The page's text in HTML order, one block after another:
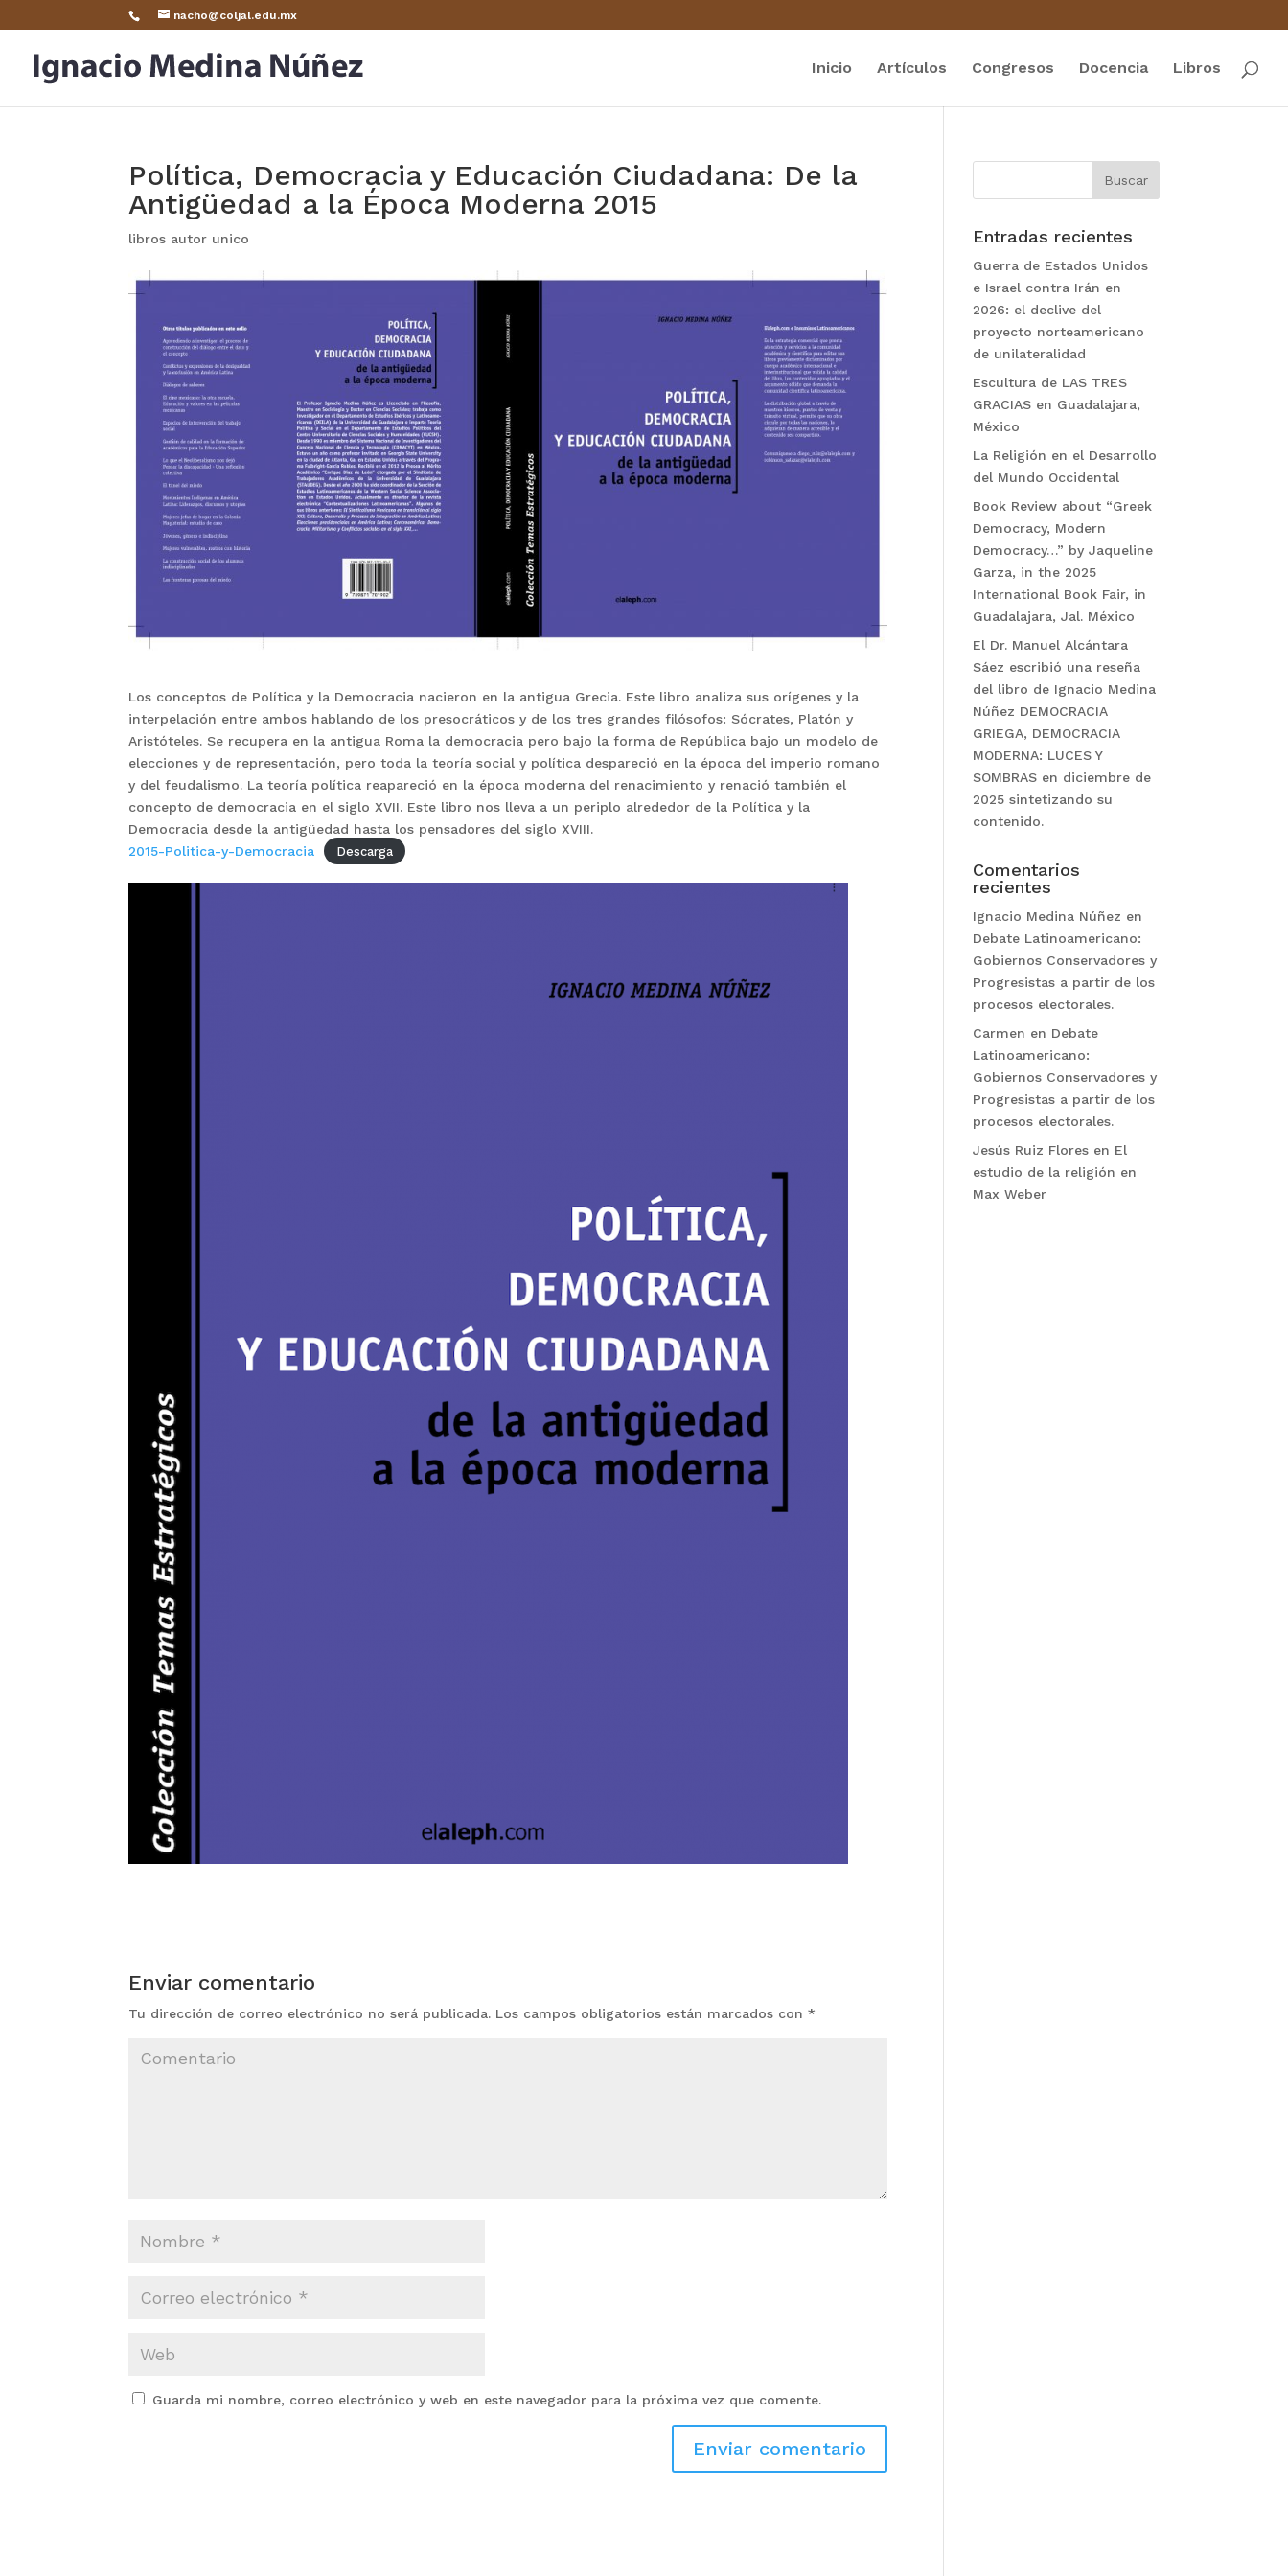
nacho@coljal.edu.mx
Inicio Artículos Congresos Docencia Libros
Política, Democracia y Educación Ciudadana: De la
Antigüedad a la Época Moderna 2015
libros autor unico
Los conceptos de Política y la Democracia nacieron en la antigua Grecia. Este libro analiza sus orígenes y la
interpelación entre ambos hablando de los presocráticos y de los tres grandes filósofos: Sócrates, Platón y
Aristóteles. Se recupera en la antigua Roma la democracia pero bajo la forma de República bajo un modelo de
elecciones y de representación, pero toda la teoría social y política despareció en la época del imperio romano
y del feudalismo. La teoría política reapareció en la época moderna del renacimiento y renació también el
concepto de democracia en el siglo XVII. Este libro nos lleva a un periplo alrededor de la Política y la
Democracia desde la antigüedad hasta los pensadores del siglo XVIII.
2015-Politica-y-Democracia
Descarga
Enviar comentario
Tu dirección de correo electrónico no será publicada. Los campos obligatorios están marcados con*
Guarda mi nombre, correo electrónico y web en este navegador para la próxima vez que comente.
Entradas recientes
Guerra de Estados Unidos
e Israel contra Irán en
2026: el declive del
proyecto norteamericano
de unilateralidad
Escultura de LAS TRES
GRACIAS en Guadalajara,
México
La Religión en el Desarrollo
del Mundo Occidental
Book Review about “Greek
Democracy, Modern
Democracy…” by Jaqueline
Garza, in the 2025
International Book Fair, in
Guadalajara, Jal. México
El Dr. Manuel Alcántara
Sáez escribió una reseña
del libro de Ignacio Medina
Núñez DEMOCRACIA
GRIEGA, DEMOCRACIA
MODERNA: LUCES Y
SOMBRAS en diciembre de
2025 sintetizando su
contenido.
Comentarios
recientes
Ignacio Medina Núñez en
Debate Latinoamericano:
Gobiernos Conservadores y
Progresistas a partir de los
procesos electorales.
Carmen en Debate
Latinoamericano:
Gobiernos Conservadores y
Progresistas a partir de los
procesos electorales.
Jesús Ruiz Flores en El
estudio de la religión en
Max Weber